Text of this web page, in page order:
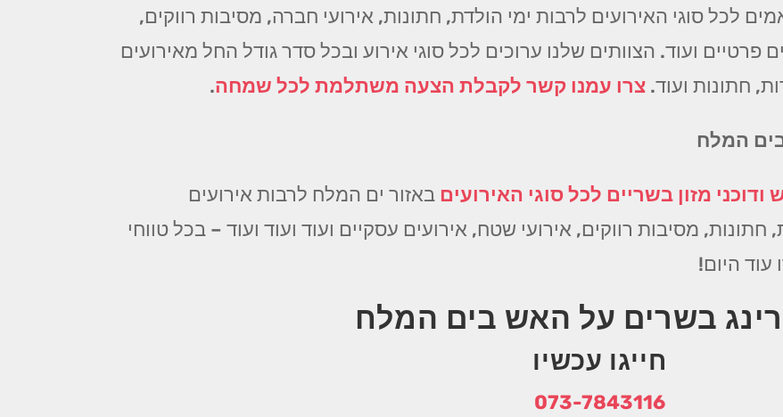
לכל סוגי האירועים לרבות ימי הולדת, חתונות, אירועי חברה, מסיבות רווקים,
פרטיים ועוד. הצוותים שלנו ערוכים לכל סוגי אירוע ובכל סדר גודל החל מאירועים
חתונות ועוד.צרו עמנו קשר לקבלת הצעה משתלמת לכל שמחה.
בים המלח
מזון בשריים לכל סוגי האירועים באזור ים המלח לרבות אירועים
מסיבות רווקים, אירועי שטח, אירועים עסקיים ועוד ועוד ועוד – בכל טווחי
בשרים על האש בים המלח
חייגו עכשיו
073-7843116